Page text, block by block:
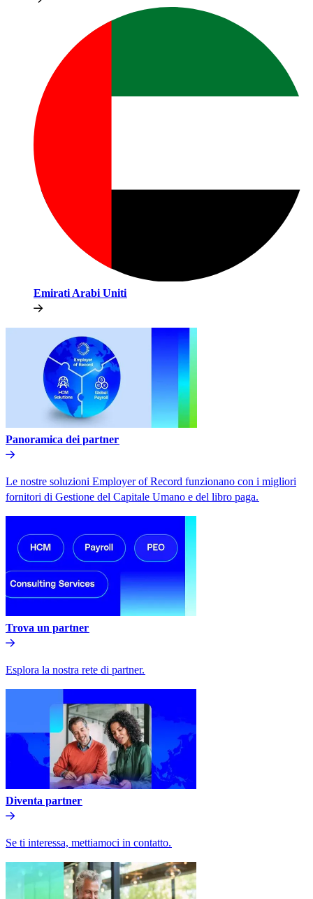
Emirati Arabi Uniti​​
Panoramica dei partner​​
Le nostre soluzioni Employer of Record funzionano con i migliori
fornitori di Gestione del Capitale Umano e del libro paga.​​
Trova un partner​​
Esplora la nostra rete di partner.​​
Diventa partner​​
Se ti interessa, mettiamoci in contatto.​​